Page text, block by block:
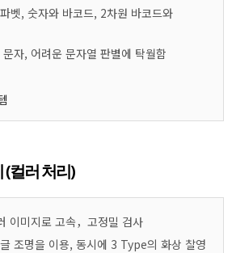
벳, 숫자와 바코드, 2차원 바코드와
자, 어려운 문자열 판별에 탁월함
(컬러 처리)
이미지로 고속，고정밀 검사
조명을 이용, 동시에 3 Type의 화상 찰영